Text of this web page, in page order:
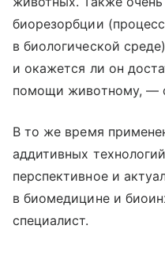
биорезорбции
в биологической среде)
и окажется ли он
помощи животному, —
В то же время
аддитивных
перспективное и
в биомедицине и
специалист.